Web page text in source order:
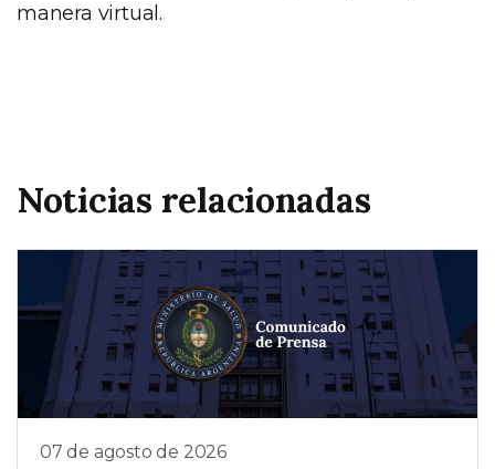
manera virtual.
Noticias relacionadas
07 de agosto de 2026